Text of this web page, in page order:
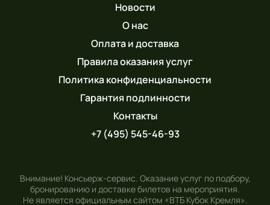
Новости
О нас
Оплата и доставка
Правила оказания услуг
Политика конфиденциальности
Гарантия подлинности
Контакты
+7 (495) 545-46-93
Внимание! Консьерж-сервис. Оказание услуг по подбору,
бронированию и доставке билетов на мероприятия.
Не является официальным сайтом «ВТБ Кубок Кремля».